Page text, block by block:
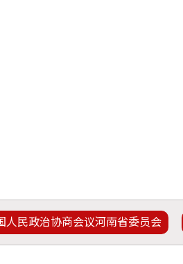
人民政治协商会议河南省委员会